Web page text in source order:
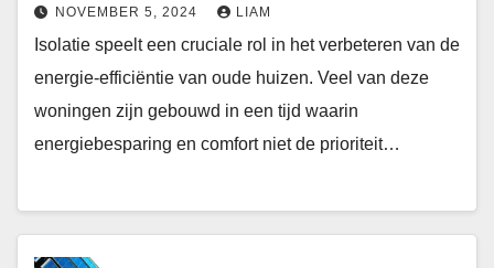
NOVEMBER 5, 2024 LIAM
Isolatie speelt een cruciale rol in het verbeteren van de
energie-efficiëntie van oude huizen. Veel van deze
woningen zijn gebouwd in een tijd waarin
energiebesparing en comfort niet de prioriteit…